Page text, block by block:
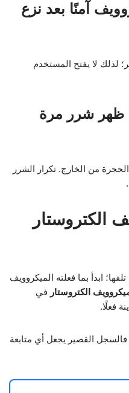
آمنًا بعد نزع
لذلك لا يفتح المستخدم
ظهر شرر مرة
من الخارج. تكرار الشرر
الكتروستار
ابدأ بما فعلته الميكروويف
الكتروستار في
فعلًا.
فالسجل القصير يجعل أي متابعة